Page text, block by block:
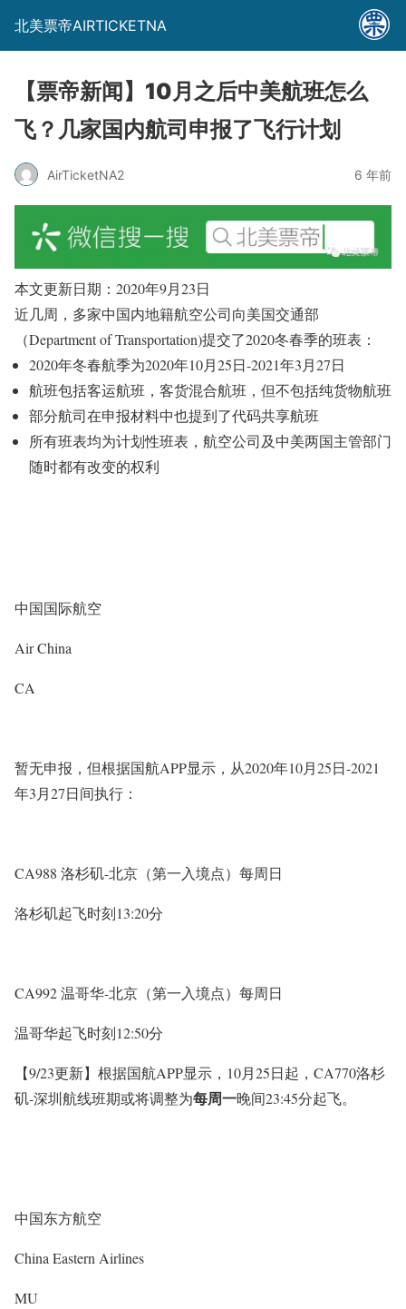
北美票帝AIRTICKETNA
【票帝新闻】10月之后中美航班怎么
飞？几家国内航司申报了飞行计划
AirTicketNA2 6 年前
本文更新日期：2020年9月23日
近几周，多家中国内地籍航空公司向美国交通部
（Department of Transportation)提交了2020冬春季的班表：
2020年冬春航季为2020年10月25日-2021年3月27日
航班包括客运航班，客货混合航班，但不包括纯货物航班
部分航司在申报材料中也提到了代码共享航班
所有班表均为计划性班表，航空公司及中美两国主管部门
随时都有改变的权利
中国国际航空
Air China
CA
暂无申报，但根据国航APP显示，从2020年10月25日-2021
年3月27日间执行：
CA988 洛杉矶-北京（第一入境点）每周日
洛杉矶起飞时刻13:20分
CA992 温哥华-北京（第一入境点）每周日
温哥华起飞时刻12:50分
【9/23更新】根据国航APP显示，10月25日起，CA770洛杉
矶-深圳航线班期或将调整为每周一晚间23:45分起飞。
中国东方航空
China Eastern Airlines
MU